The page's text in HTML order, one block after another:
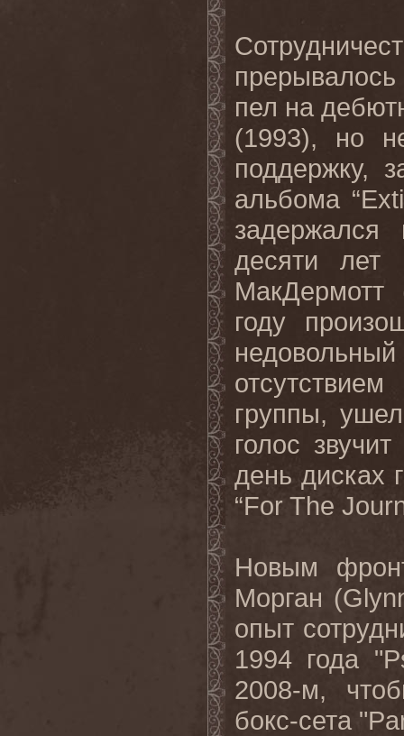
прерывалось
пел на
(1993), но
поддержку,
альбома “
десяти лет
МакДермотт
году
группы,
голос
день дисках
“For The
Новым
Морган (
опыт
1994 года "
2008-м,
бокс-сета "